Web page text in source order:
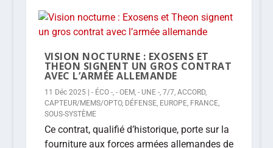
VISION NOCTURNE : EXOSENS ET
THEON SIGNENT UN GROS CONTRAT
AVEC L’ARMÉE ALLEMANDE
11 Déc 2025| - ÉCO -, - OEM, - UNE -, 7/7, ACCORD,
CAPTEUR/MEMS/OPTO, DÉFENSE, EUROPE, FRANCE,
SOUS-SYSTÈME
Ce contrat, qualifié d’historique, porte sur la
fourniture aux forces armées allemandes de